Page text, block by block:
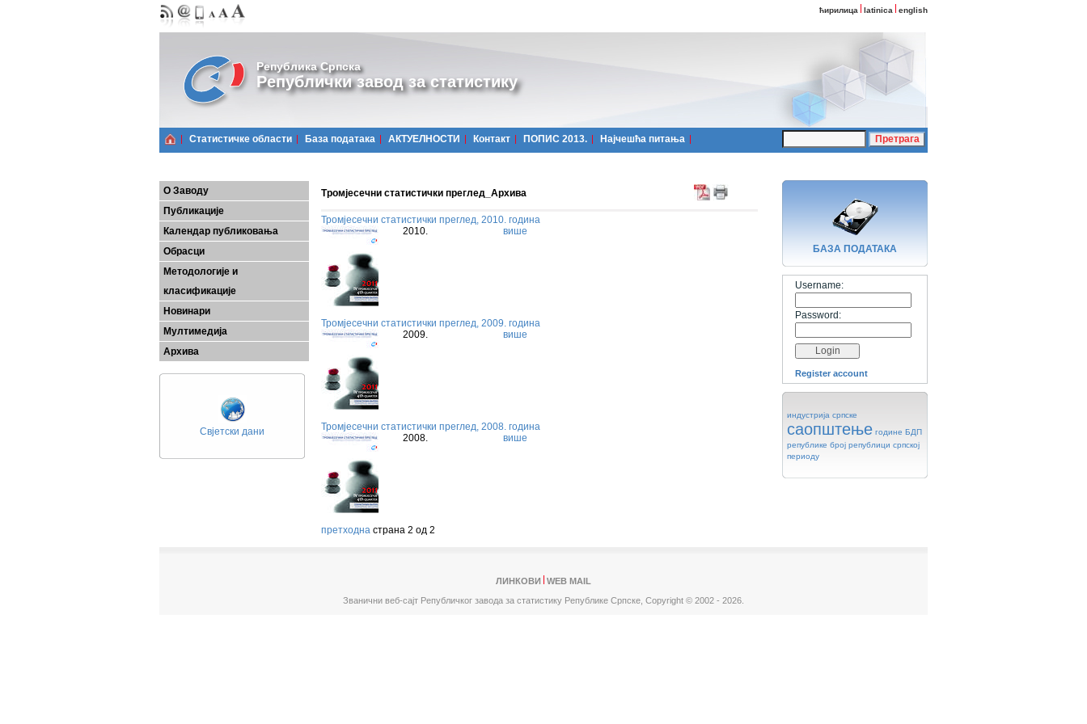
ћирилица latinica english
Република Српска
Републички завод за статистику
Статистичке области Базa података АКТУЕЛНОСТИ Контакт ПОПИС 2013. Најчешћa питања
О Заводу
Публикације
Календар публиковања
Обрасци
Методологије и
класификације
Новинари
Мултимедија
Архива
Свјетски дани
Тромјесечни статистички преглед_Архива
Тромјесечни статистички преглед, 2010. година
2010. више
Тромјесечни статистички преглед, 2009. година
2009. више
Тромјесечни статистички преглед, 2008. година
2008. више
претходна страна 2 од 2
БАЗA ПОДАТАКА
Username:
Password:
Register account
индустрија српске
саопштење године БДП
републике број републици српској
периоду
ЛИНКОВИ
WEB MAIL
Званични веб-сајт Републичког завода за статистику Републике Српске, Copyright © 2002 - 2026.